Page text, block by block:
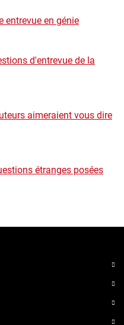
entrevue en génie
d'entrevue de la
aimeraient vous dire
étranges posées